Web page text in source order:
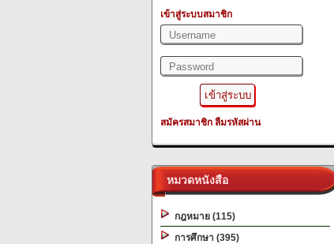
เข้าสู่ระบบสมาชิก
สมัครสมาชิก ลืมรหัสผ่าน
หมวดหนังสือ
กฎหมาย (115)
การศึกษา (395)